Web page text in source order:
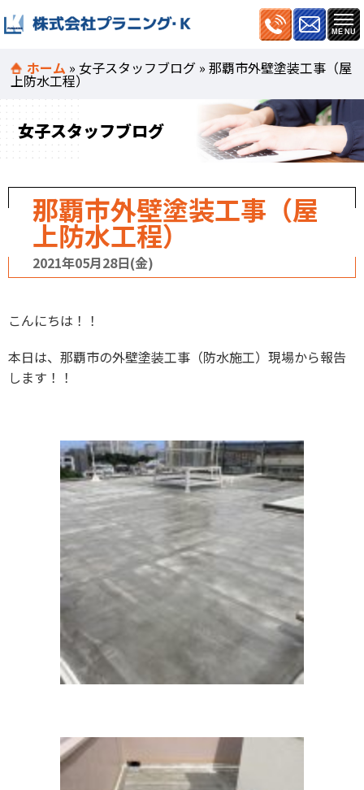
ホーム »女子スタッフブログ »那覇市外壁塗装工事（屋
上防水工程）
女子スタッフブログ
那覇市外壁塗装工事（屋
上防水工程）
2021年05月28日(金)
こんにちは！！
本日は、那覇市の外壁塗装工事（防水施工）現場から報告
します！！